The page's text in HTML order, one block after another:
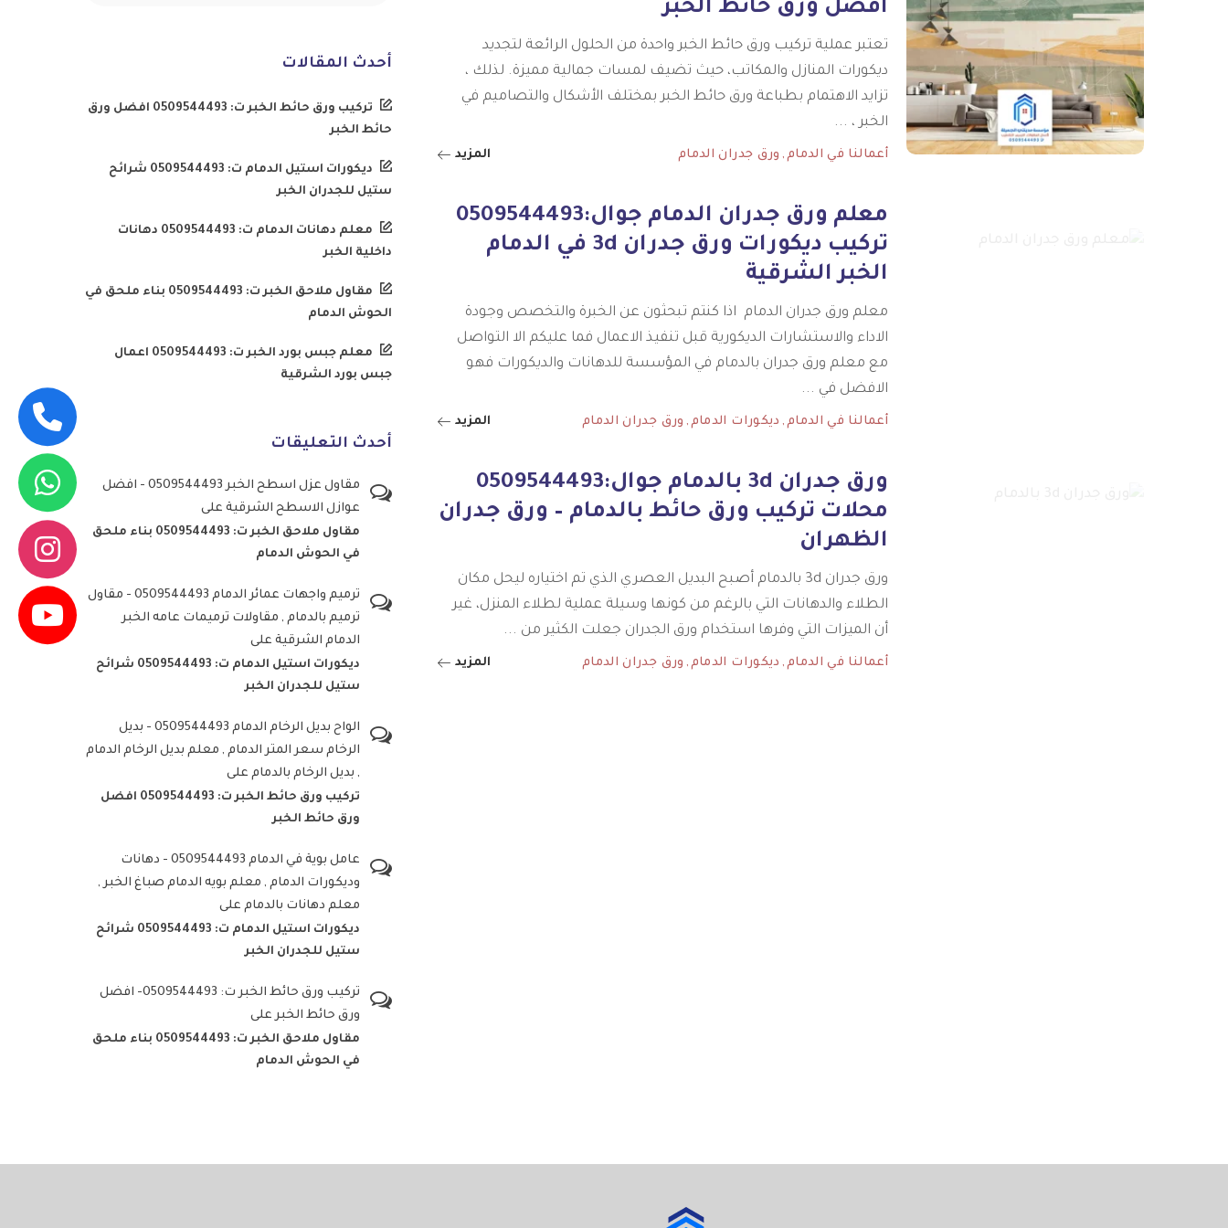
افضل ورق حائط الخبر
تعتبر عملية تركيب ورق حائط الخبر واحدة من الحلول الرائعة لتجديد
ديكورات المنازل والمكاتب، حيث تضيف لمسات جمالية مميزة. لذلك ،
تزايد الاهتمام بطباعة ورق حائط الخبر بمختلف الأشكال والتصاميم في
الخبر ، ...
أعمالنا في الدمام ورق جدران الدمام المزيد
معلم ورق جدران الدمام جوال:0509544493
تركيب ديكورات ورق جدران 3d في الدمام
الخبر الشرقية
معلم ورق جدران الدمام اذا كنتم تبحثون عن الخبرة والتخصص وجودة
الاداء والاستشارات الديكورية قبل تنفيذ الاعمال فما عليكم الا التواصل
مع معلم ورق جدران بالدمام في المؤسسة للدهانات والديكورات فهو
الافضل في ...
أعمالنا في الدمام ديكورات الدمام ورق جدران الدمام المزيد
ورق جدران 3d بالدمام جوال:0509544493
محلات تركيب ورق حائط بالدمام – ورق جدران
الظهران
ورق جدران 3d بالدمام أصبح البديل العصري الذي تم اختياره ليحل مكان
الطلاء والدهانات التي بالرغم من كونها وسيلة عملية لطلاء المنزل، غير
أن الميزات التي وفرها استخدام ورق الجدران جعلت الكثير من ...
أعمالنا في الدمام ديكورات الدمام ورق جدران الدمام المزيد
أحدث المقالات
تركيب ورق حائط الخبر ت: 0509544493 افضل ورق
حائط الخبر
ديكورات استيل الدمام ت: 0509544493 شرائح
ستيل للجدران الخبر
معلم دهانات الدمام ت: 0509544493 دهانات
داخلية الخبر
مقاول ملاحق الخبر ت: 0509544493 بناء ملحق في
الحوش الدمام
معلم جبس بورد الخبر ت: 0509544493 اعمال
جبس بورد الشرقية
أحدث التعليقات
مقاول عزل اسطح الخبر 0509544493 - افضل
عوازل الاسطح الشرقية على
مقاول ملاحق الخبر ت: 0509544493 بناء ملحق
في الحوش الدمام
ترميم واجهات عمائر الدمام 0509544493 - مقاول
ترميم بالدمام , مقاولات ترميمات عامه الخبر
الدمام الشرقية على
ديكورات استيل الدمام ت: 0509544493 شرائح
ستيل للجدران الخبر
الواح بديل الرخام الدمام 0509544493 - بديل
الرخام سعر المتر الدمام , معلم بديل الرخام الدمام
, بديل الرخام بالدمام على
تركيب ورق حائط الخبر ت: 0509544493 افضل
ورق حائط الخبر
عامل بوية في الدمام 0509544493 - دهانات
وديكورات الدمام , معلم بويه الدمام صباغ الخبر ,
معلم دهانات بالدمام على
ديكورات استيل الدمام ت: 0509544493 شرائح
ستيل للجدران الخبر
تركيب ورق حائط الخبر ت: 0509544493- افضل
ورق حائط الخبرعلى
مقاول ملاحق الخبر ت: 0509544493 بناء ملحق
في الحوش الدمام